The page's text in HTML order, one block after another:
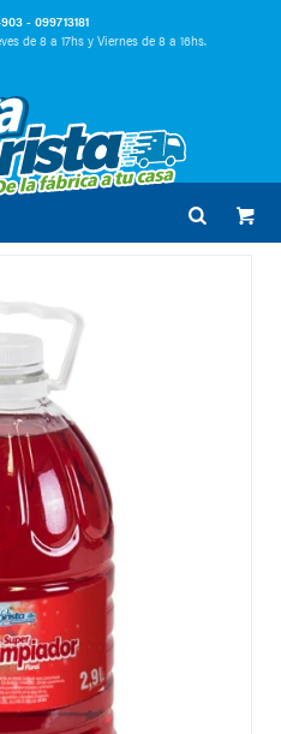
- 099713181
de 8 a 17hs y Viernes de 8 a 16hs.